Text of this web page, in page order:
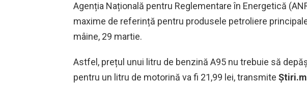
Agenția Națională pentru Reglementare în Energetică
maxime de referință pentru produsele petroliere
mâine, 29 martie.
Astfel, prețul unui litru de benzină A95 nu trebuie să
pentru un litru de motorină va fi 21,99 lei, transmite